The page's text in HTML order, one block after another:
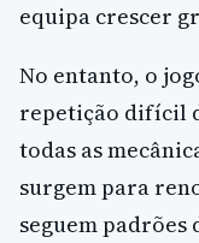
equipa crescer
No entanto, o
repetição difícil
todas as
surgem para
seguem padrões